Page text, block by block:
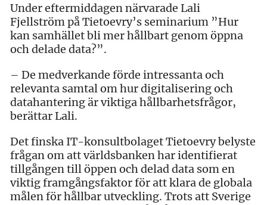
Under eftermiddagen närvarade Lali
Fjellström på Tietoevry’s seminarium ”Hur
kan samhället bli mer hållbart genom öppna
och delade data?”.
– De medverkande förde intressanta och
relevanta samtal om hur digitalisering och
datahantering är viktiga hållbarhetsfrågor,
berättar Lali.
Det finska IT-konsultbolaget Tietoevry belyste
frågan om att världsbanken har identifierat
tillgången till öppen och delad data som en
viktig framgångsfaktor för att klara de globala
målen för hållbar utveckling. Trots att Sverige